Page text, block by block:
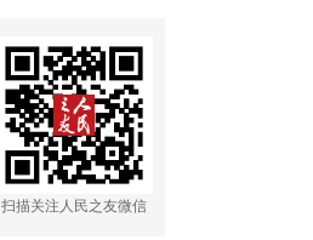
扫描关注人民之友微信